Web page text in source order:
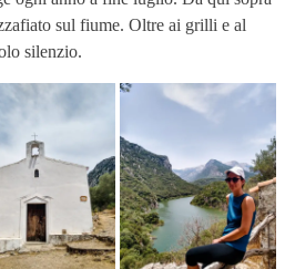
sul fiume. Oltre ai grilli e al
silenzio.